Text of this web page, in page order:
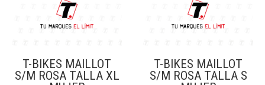
T-BIKES MAILLOT
S/M ROSA TALLA XL
T-BIKES MAILLOT
S/M ROSA TALLA S